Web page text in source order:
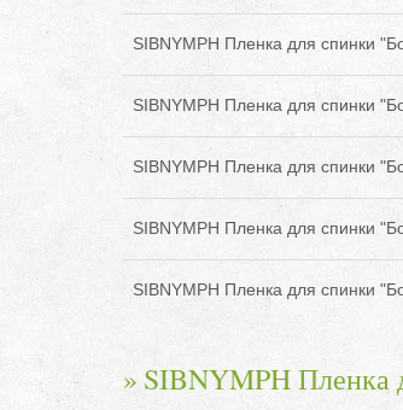
SIBNYMPH Пленка для спинки
SIBNYMPH Пленка для спинки
SIBNYMPH Пленка для спинки
SIBNYMPH Пленка для спинки
SIBNYMPH Пленка для спинки
SIBNYMPH Пленка